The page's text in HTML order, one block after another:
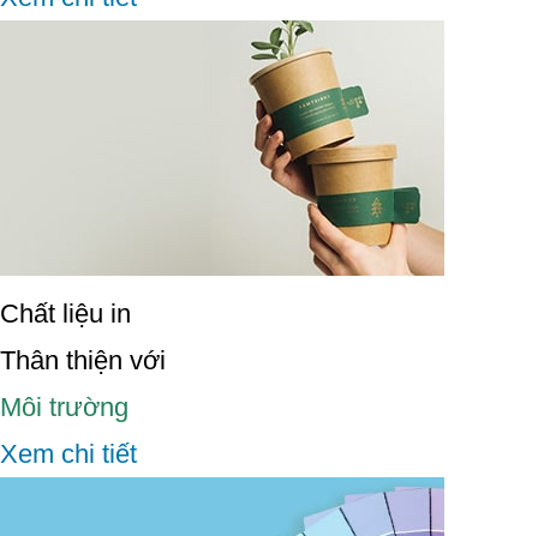
Chất liệu in
Thân thiện với
Môi trường
Xem chi tiết